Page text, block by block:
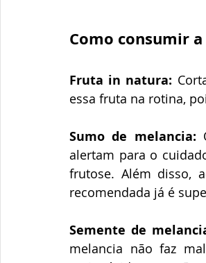
Como consumir
Fruta in natura:
essa fruta na rotina,
Sumo de melancia:
alertam para o
frutose. Além disso,
recomendada já é
Semente de
melancia não faz